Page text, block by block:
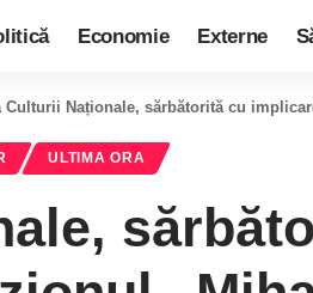
Economie Externe
Naționale, sărbătorită cu implicare și
ULTIMA ORA